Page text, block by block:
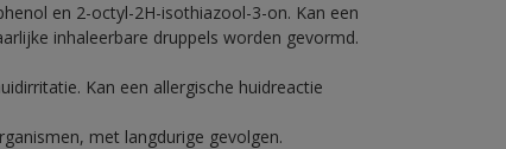
en 2-octyl-2H-isothiazool-3-on. Kan een
inhaleerbare druppels worden gevormd.
Kan een allergische huidreactie
met langdurige gevolgen.